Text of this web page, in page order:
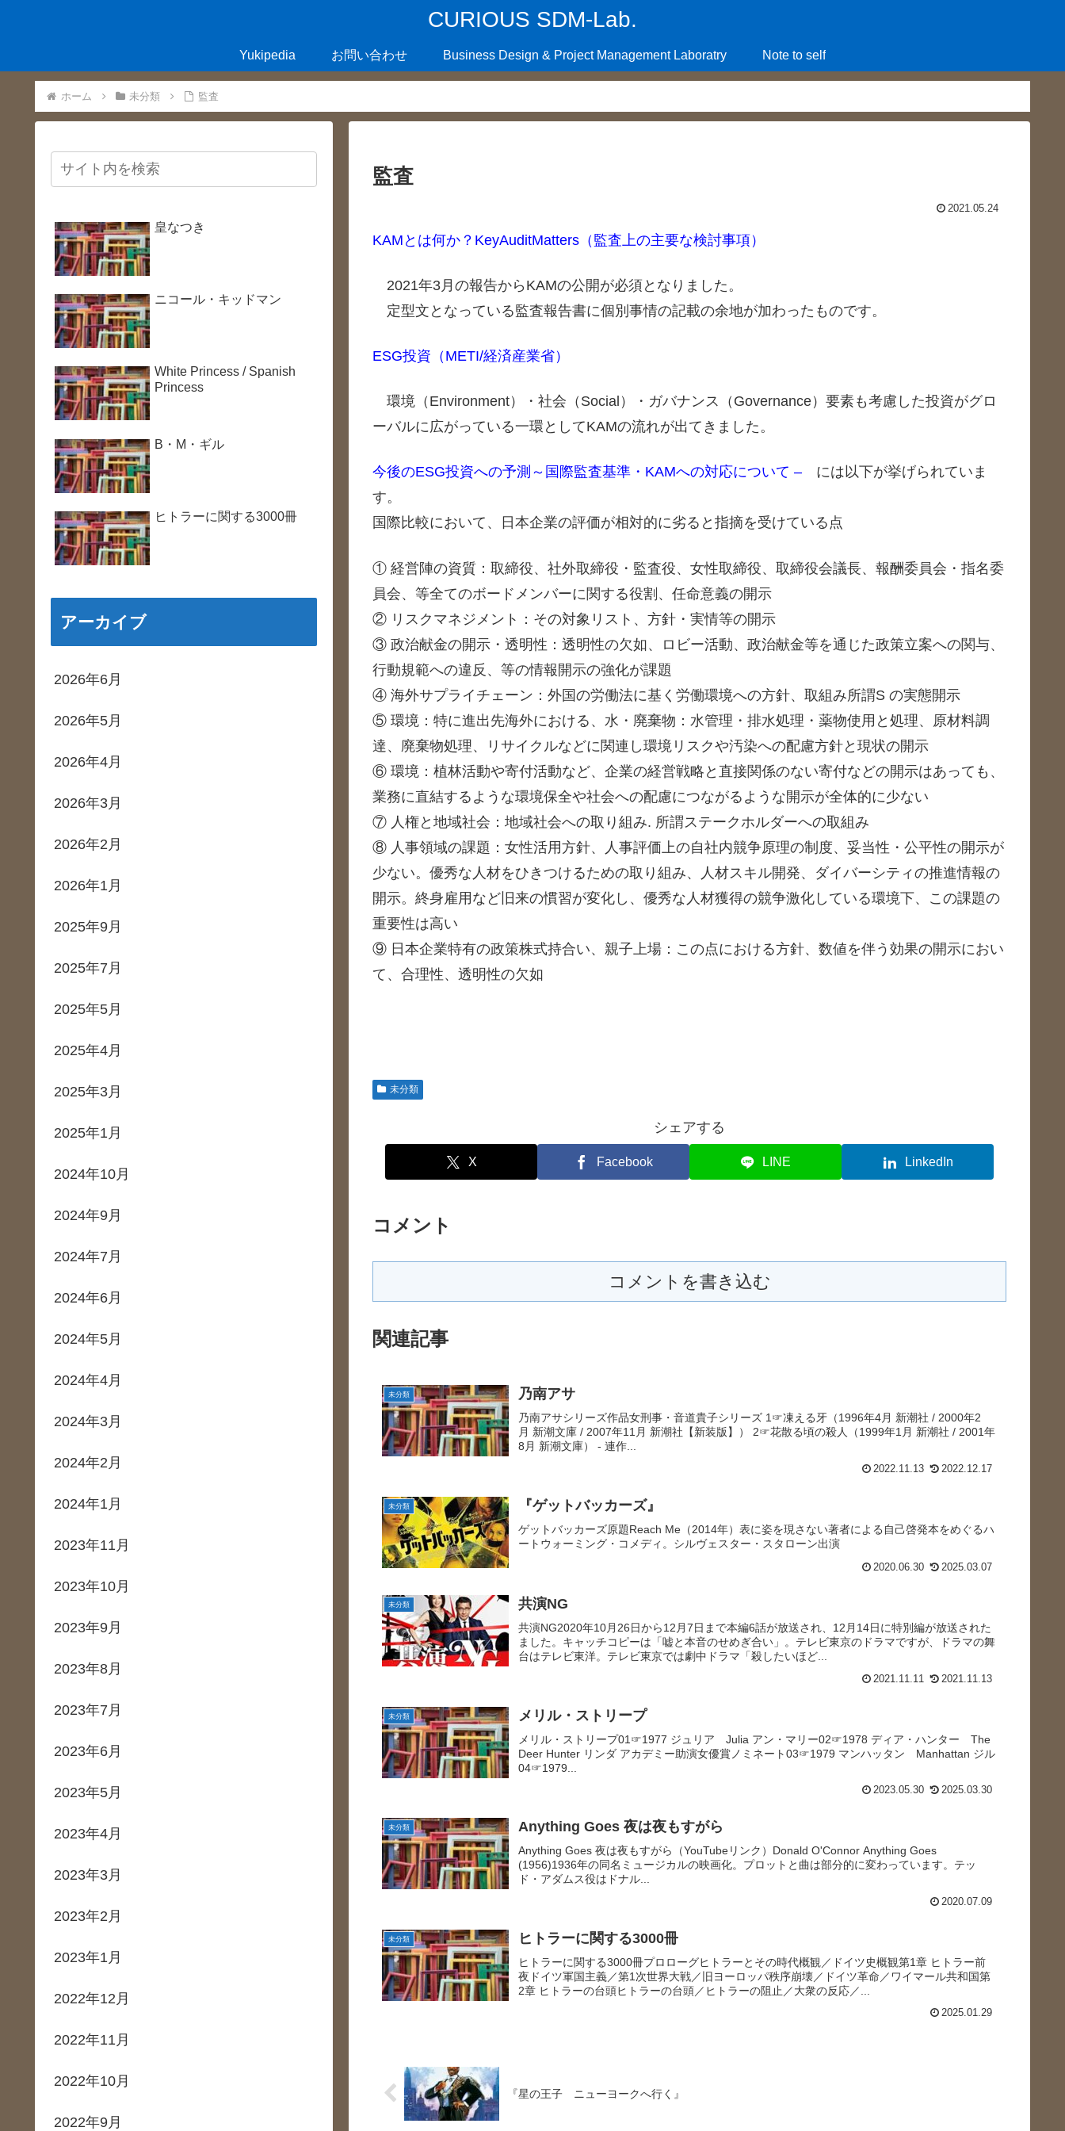
CURIOUS SDM-Lab.
Yukipedia お問い合わせ Business Design & Project Management Laboratry Note to self
ホーム 未分類 監査
監査
2021.05.24
KAMとは何か？KeyAuditMatters（監査上の主要な検討事項）
2021年3月の報告からKAMの公開が必須となりました。
定型文となっている監査報告書に個別事情の記載の余地が加わったものです。
ESG投資（METI/経済産業省）
環境（Environment）・社会（Social）・ガバナンス（Governance）要素も考慮した投資がグロ
ーバルに広がっている一環としてKAMの流れが出てきました。
今後のESG投資への予測～国際監査基準・KAMへの対応について – には以下が挙げられていま
す。
国際比較において、日本企業の評価が相対的に劣ると指摘を受けている点
① 経営陣の資質：取締役、社外取締役・監査役、女性取締役、取締役会議長、報酬委員会・指名委
員会、等全てのボードメンバーに関する役割、任命意義の開示
② リスクマネジメント：その対象リスト、方針・実情等の開示
③ 政治献金の開示・透明性：透明性の欠如、ロビー活動、政治献金等を通じた政策立案への関与、
行動規範への違反、等の情報開示の強化が課題
④ 海外サプライチェーン：外国の労働法に基く労働環境への方針、取組み所謂S の実態開示
⑤ 環境：特に進出先海外における、水・廃棄物：水管理・排水処理・薬物使用と処理、原材料調
達、廃棄物処理、リサイクルなどに関連し環境リスクや汚染への配慮方針と現状の開示
⑥ 環境：植林活動や寄付活動など、企業の経営戦略と直接関係のない寄付などの開示はあっても、
業務に直結するような環境保全や社会への配慮につながるような開示が全体的に少ない
⑦ 人権と地域社会：地域社会への取り組み. 所謂ステークホルダーへの取組み
⑧ 人事領域の課題：女性活用方針、人事評価上の自社内競争原理の制度、妥当性・公平性の開示が
少ない。優秀な人材をひきつけるための取り組み、人材スキル開発、ダイバーシティの推進情報の
開示。終身雇用など旧来の慣習が変化し、優秀な人材獲得の競争激化している環境下、この課題の
重要性は高い
⑨ 日本企業特有の政策株式持合い、親子上場：この点における方針、数値を伴う効果の開示におい
て、合理性、透明性の欠如
未分類
シェアする
X Facebook LINE LinkedIn
コメント
コメントを書き込む
関連記事
未分類 乃南アサ
乃南アサシリーズ作品女刑事・音道貴子シリーズ 1☞凍える牙（1996年4月 新潮社 / 2000年2
月 新潮文庫 / 2007年11月 新潮社【新装版】） 2☞花散る頃の殺人（1999年1月 新潮社 / 2001年
8月 新潮文庫） - 連作...
2022.11.13 2022.12.17
未分類 『ゲットバッカーズ』
ゲットバッカーズ原題Reach Me（2014年）表に姿を現さない著者による自己啓発本をめぐるハ
ートウォーミング・コメディ。シルヴェスター・スタローン出演
2020.06.30 2025.03.07
未分類 共演NG
共演NG2020年10月26日から12月7日まで本編6話が放送され、12月14日に特別編が放送された
ました。キャッチコピーは「嘘と本音のせめぎ合い」。テレビ東京のドラマですが、ドラマの舞
台はテレビ東洋。テレビ東京では劇中ドラマ「殺したいほど...
2021.11.11 2021.11.13
未分類 メリル・ストリープ
メリル・ストリープ01☞1977 ジュリア Julia アン・マリー02☞1978 ディア・ハンター The
Deer Hunter リンダ アカデミー助演女優賞ノミネート03☞1979 マンハッタン Manhattan ジル
04☞1979...
2023.05.30 2025.03.30
未分類 Anything Goes 夜は夜もすがら
Anything Goes 夜は夜もすがら（YouTubeリンク）Donald O'Connor Anything Goes
(1956)1936年の同名ミュージカルの映画化。プロットと曲は部分的に変わっています。テッ
ド・アダムス役はドナル...
2020.07.09
未分類 ヒトラーに関する3000冊
ヒトラーに関する3000冊プロローグヒトラーとその時代概観／ドイツ史概観第1章 ヒトラー前
夜ドイツ軍国主義／第1次世界大戦／旧ヨーロッパ秩序崩壊／ドイツ革命／ワイマール共和国第
2章 ヒトラーの台頭ヒトラーの台頭／ヒトラーの阻止／大衆の反応／...
2025.01.29
『星の王子 ニューヨークへ行く』
皇なつき
ニコール・キッドマン
White Princess / Spanish
Princess
B・M・ギル
ヒトラーに関する3000冊
アーカイブ
2026年6月
2026年5月
2026年4月
2026年3月
2026年2月
2026年1月
2025年9月
2025年7月
2025年5月
2025年4月
2025年3月
2025年1月
2024年10月
2024年9月
2024年7月
2024年6月
2024年5月
2024年4月
2024年3月
2024年2月
2024年1月
2023年11月
2023年10月
2023年9月
2023年8月
2023年7月
2023年6月
2023年5月
2023年4月
2023年3月
2023年2月
2023年1月
2022年12月
2022年11月
2022年10月
2022年9月